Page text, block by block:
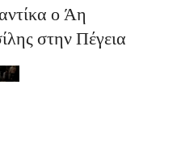
ο Άη
στην Πέγεια